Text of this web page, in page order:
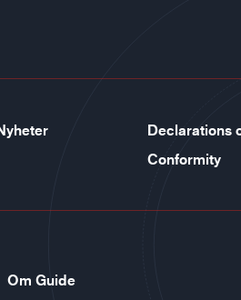
Declarations
Conformity
Om Guide